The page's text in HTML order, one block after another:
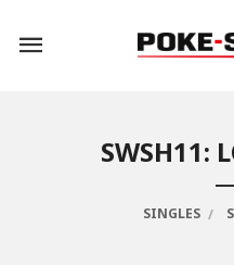
innholdet
SWSH11:
SINGLES